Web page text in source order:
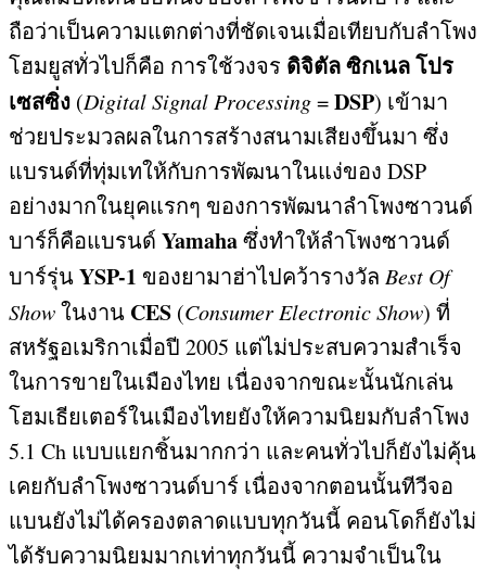
ถือว่าเป็นความแตกต่างที่ชัดเจนเมื่อเทียบกับลำโพง
โฮมยูสทั่วไปก็คือ การใช้วงจร ดิจิตัล ซิกเนล โปร
เซสซิ่ง (Digital Signal Processing=DSP) เข้ามา
ช่วยประมวลผลในการสร้างสนามเสียงขึ้นมา ซึ่ง
แบรนด์ที่ทุ่มเทให้กับการพัฒนาในแง่ของ DSP
อย่างมากในยุคแรกๆ ของการพัฒนาลำโพงซาวนด์
บาร์ก็คือแบรนด์ Yamahaซึ่งทำให้ลำโพงซาวนด์
บาร์รุ่นYSP-1 ของยามาฮ่าไปคว้ารางวัล Best Of
Showในงาน CES (Consumer Electronic Show) ที่
สหรัฐอเมริกาเมื่อปี 2005 แต่ไม่ประสบความสำเร็จ
ในการขายในเมืองไทย เนื่องจากขณะนั้นนักเล่น
โฮมเธียเตอร์ในเมืองไทยยังให้ความนิยมกับลำโพง
5.1 Ch แบบแยกชิ้นมากกว่า และคนทั่วไปก็ยังไม่คุ้น
เคยกับลำโพงซาวนด์บาร์ เนื่องจากตอนนั้นทีวีจอ
แบนยังไม่ได้ครองตลาดแบบทุกวันนี้ คอนโดก็ยังไม่
ได้รับความนิยมมากเท่าทุกวันนี้ ความจำเป็นใน